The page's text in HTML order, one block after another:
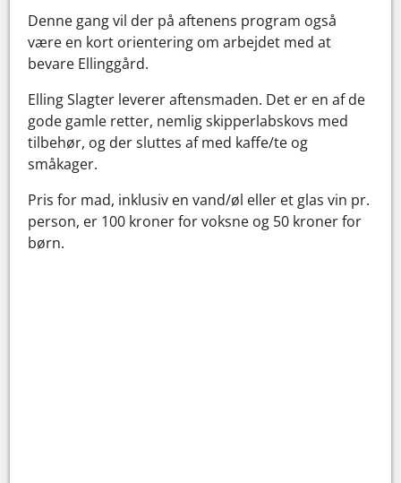
Denne gang vil der på aftenens program også
være en kort orientering om arbejdet med at
bevare Ellinggård.
Elling Slagter leverer aftensmaden. Det er en af de
gode gamle retter, nemlig skipperlabskovs med
tilbehør, og der sluttes af med kaffe/te og
småkager.
Pris for mad, inklusiv en vand/øl eller et glas vin pr.
person, er 100 kroner for voksne og 50 kroner for
børn.